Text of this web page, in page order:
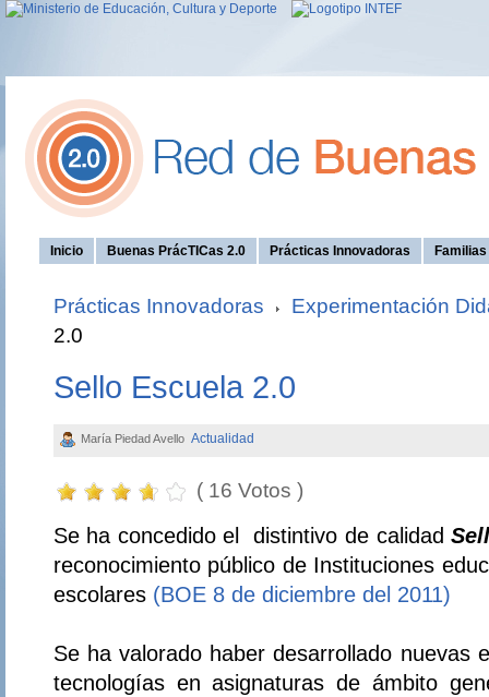
Inicio Buenas PrácTICas 2.0 Prácticas Innovadoras
Prácticas Innovadoras
Experimentación
2.0
Sello Escuela 2.0
María Piedad Avello Actualidad
( 16 Votos )
Se ha concedido el distintivo de calidad
reconocimiento público de Instituciones
escolares(BOE 8 de diciembre del 2011)
Se ha valorado haber desarrollado nuevas
tecnologías en asignaturas de ámbito